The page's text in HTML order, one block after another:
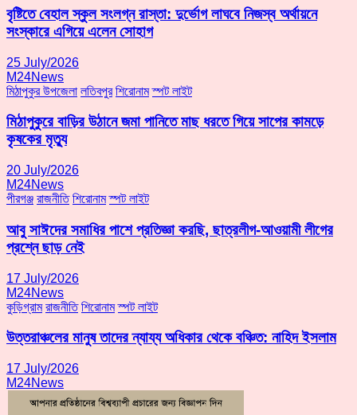
বৃষ্টিতে বেহাল স্কুল সংলগ্ন রাস্তা: দুর্ভোগ লাঘবে নিজস্ব অর্থায়নে
সংস্কারে এগিয়ে এলেন সোহাগ
25 July/2026
M24News
মিঠাপুকুর উপজেলা লতিবপুর শিরোনাম স্পট লাইট
মিঠাপুকুরে বাড়ির উঠানে জমা পানিতে মাছ ধরতে গিয়ে সাপের কামড়ে
কৃষকের মৃত্যু
20 July/2026
M24News
পীরগঞ্জ রাজনীতি শিরোনাম স্পট লাইট
আবু সাঈদের সমাধির পাশে প্রতিজ্ঞা করছি, ছাত্রলীগ-আওয়ামী লীগের
প্রশ্নে ছাড় নেই
17 July/2026
M24News
কুড়িগ্রাম রাজনীতি শিরোনাম স্পট লাইট
উত্তরাঞ্চলের মানুষ তাদের ন্যায্য অধিকার থেকে বঞ্চিত: নাহিদ ইসলাম
17 July/2026
M24News